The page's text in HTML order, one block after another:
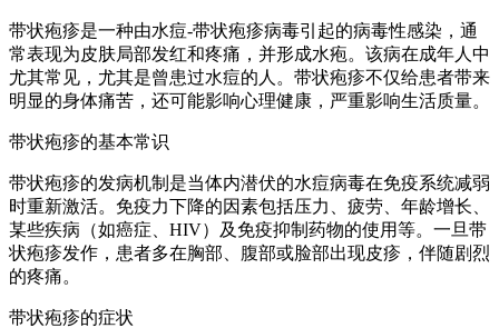
带状疱疹是一种由水痘-带状疱疹病毒引起的病毒性感染，通
常表现为皮肤局部发红和疼痛，并形成水疱。该病在成年人中
尤其常见，尤其是曾患过水痘的人。带状疱疹不仅给患者带来
明显的身体痛苦，还可能影响心理健康，严重影响生活质量。
带状疱疹的基本常识
带状疱疹的发病机制是当体内潜伏的水痘病毒在免疫系统减弱
时重新激活。免疫力下降的因素包括压力、疲劳、年龄增长、
某些疾病（如癌症、HIV）及免疫抑制药物的使用等。一旦带
状疱疹发作，患者多在胸部、腹部或脸部出现皮疹，伴随剧烈
的疼痛。
带状疱疹的症状